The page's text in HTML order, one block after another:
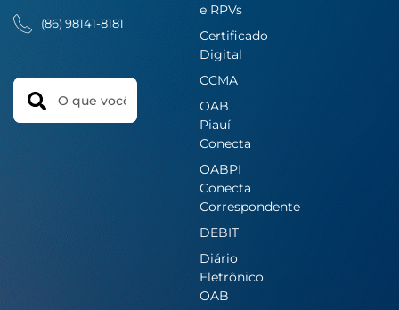
(86) 98141-8181
Search
e RPVs
Certificado
Digital
CCMA
OAB
Piauí
Conecta
OABPI
Conecta
Correspondente
DEBIT
Diário
Eletrônico
OAB